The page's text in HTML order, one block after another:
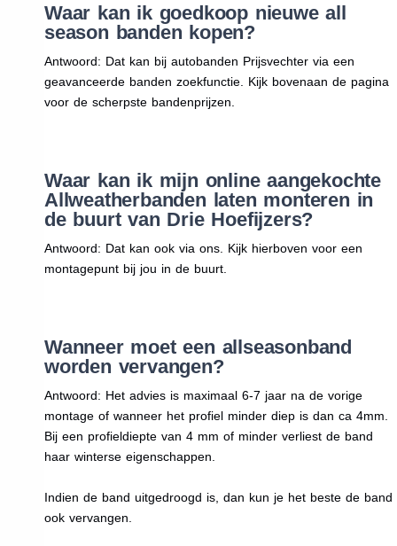
Waar kan ik goedkoop nieuwe all
season banden kopen?
Antwoord: Dat kan bij autobanden Prijsvechter via een
geavanceerde banden zoekfunctie. Kijk bovenaan de pagina
voor de scherpste bandenprijzen.
Waar kan ik mijn online aangekochte
Allweatherbanden laten monteren in
de buurt van Drie Hoefijzers?
Antwoord: Dat kan ook via ons. Kijk hierboven voor een
montagepunt bij jou in de buurt.
Wanneer moet een allseasonband
worden vervangen?
Antwoord: Het advies is maximaal 6-7 jaar na de vorige
montage of wanneer het profiel minder diep is dan ca 4mm.
Bij een profieldiepte van 4 mm of minder verliest de band
haar winterse eigenschappen.
Indien de band uitgedroogd is, dan kun je het beste de band
ook vervangen.